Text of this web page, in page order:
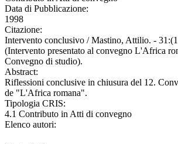
Data di Pubblicazione:
1998
Citazione:
Intervento conclusivo / Mastino, Attilio. -
(Intervento presentato al convegno L'Africa
Convegno di studio).
Abstract:
Riflessioni conclusive in chiusura del 12.
de "L'Africa romana".
Tipologia CRIS:
4.1 Contributo in Atti di convegno
Elenco autori: